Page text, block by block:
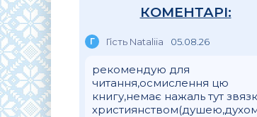
КОМЕНТАРІ:
Г Гість Nataliia 05.08.26
рекомендую для
читання,осмислення цю
книгу,немає нажаль тут